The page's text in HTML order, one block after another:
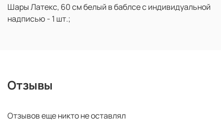
Шары Латекс, 60 см белый в баблсе с индивидуальной
надписью - 1 шт.;
Отзывы
Отзывов еще никто не оставлял